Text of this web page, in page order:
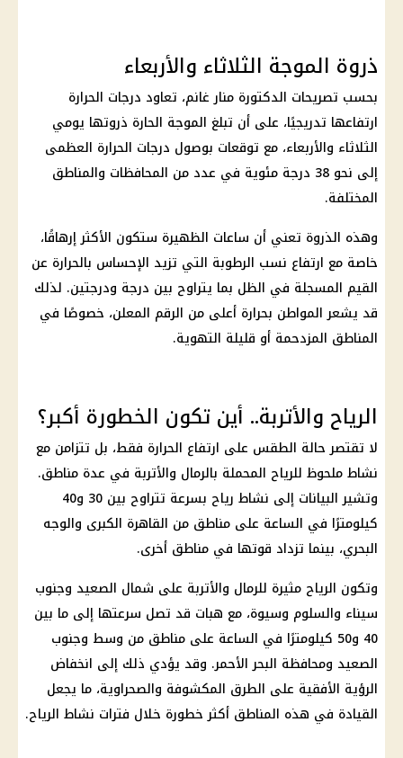
ذروة الموجة الثلاثاء والأربعاء
بحسب تصريحات الدكتورة منار غانم، تعاود درجات الحرارة
ارتفاعها تدريجيًا، على أن تبلغ الموجة الحارة ذروتها يومي
الثلاثاء والأربعاء، مع توقعات بوصول درجات الحرارة العظمى
إلى نحو 38 درجة مئوية في عدد من المحافظات والمناطق
المختلفة.
وهذه الذروة تعني أن ساعات الظهيرة ستكون الأكثر إرهاقًا،
خاصة مع ارتفاع نسب الرطوبة التي تزيد الإحساس بالحرارة عن
القيم المسجلة في الظل بما يتراوح بين درجة ودرجتين. لذلك
قد يشعر المواطن بحرارة أعلى من الرقم المعلن، خصوصًا في
المناطق المزدحمة أو قليلة التهوية.
الرياح والأتربة.. أين تكون الخطورة أكبر؟
لا تقتصر حالة الطقس على ارتفاع الحرارة فقط، بل تتزامن مع
نشاط ملحوظ للرياح المحملة بالرمال والأتربة في عدة مناطق.
وتشير البيانات إلى نشاط رياح بسرعة تتراوح بين 30 و40
كيلومترًا في الساعة على مناطق من القاهرة الكبرى والوجه
البحري، بينما تزداد قوتها في مناطق أخرى.
وتكون الرياح مثيرة للرمال والأتربة على شمال الصعيد وجنوب
سيناء والسلوم وسيوة، مع هبات قد تصل سرعتها إلى ما بين
40 و50 كيلومترًا في الساعة على مناطق من وسط وجنوب
الصعيد ومحافظة البحر الأحمر. وقد يؤدي ذلك إلى انخفاض
الرؤية الأفقية على الطرق المكشوفة والصحراوية، ما يجعل
القيادة في هذه المناطق أكثر خطورة خلال فترات نشاط الرياح.